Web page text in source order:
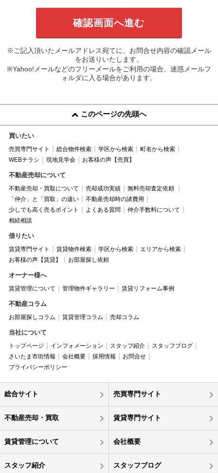
※ご記入頂いたメールアドレス宛てに、お問合せ内容の確認メール
をお送りいたします。
※Yahoo!メールなどのフリーメールをご利用の場合、迷惑メールフ
ォルダに入る場合があります。
このページの先頭へ
買いたい
売買専門サイト 総合物件検索 学区から検索
町名から検索
WEBチラシ
現地見学会 お客様の声【売買】
不動産売却について
不動産売却・買取について 売却成功実績
無料売却査定依頼
「仲介」と「買取」の違い
不動産売却時の諸費用
少しでも高く売るポイント
よくある質問
仲介手数料について
相続相談
借りたい
賃貸専門サイト 賃貸物件検索 学区から検索
エリアから検索
お客様の声【賃貸】
お部屋探し依頼
オーナー様へ
賃貸管理について 管理物件ギャラリー 賃貸リフォーム事例
不動産コラム
お部屋探しコラム 賃貸管理コラム 売却コラム
当社について
トップページ インフォメーション スタッフ紹介
スタッフブログ
さいたま市街情報
会社概要 採用情報
お問合せ
プライバシーポリシー
総合サイト 売買専門サイト
不動産売却・買取 賃貸専門サイト
賃貸管理について 会社概要
スタッフ紹介 スタッフブログ